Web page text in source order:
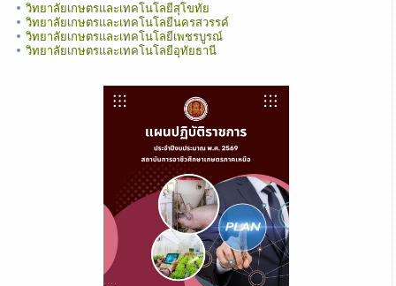
วิทยาลัยเกษตรและเทคโนโลยีสุโขทัย
วิทยาลัยเกษตรและเทคโนโลยีนครสวรรค์
วิทยาลัยเกษตรและเทคโนโลยีเพชรบูรณ์
วิทยาลัยเกษตรและเทคโนโลยีอุทัยธานี